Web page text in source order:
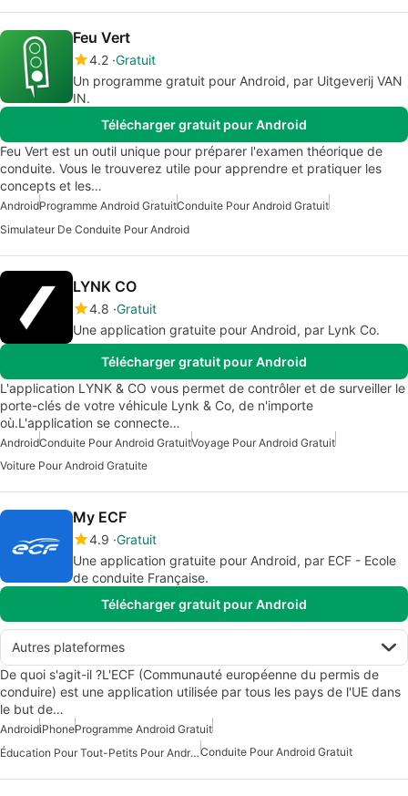
Feu Vert
4.2 Gratuit
Un programme gratuit pour Android, par Uitgeverij VAN
IN.
Télécharger gratuit pour Android
Feu Vert est un outil unique pour préparer l'examen théorique de
conduite. Vous le trouverez utile pour apprendre et pratiquer les
concepts et les…
AndroidProgramme Android GratuitConduite Pour Android Gratuit
Simulateur De Conduite Pour Android
LYNK CO
4.8 Gratuit
Une application gratuite pour Android, par Lynk Co.
Télécharger gratuit pour Android
L'application LYNK & CO vous permet de contrôler et de surveiller le
porte-clés de votre véhicule Lynk & Co, de n'importe
où.L'application se connecte…
AndroidConduite Pour Android GratuitVoyage Pour Android Gratuit
Voiture Pour Android Gratuite
My ECF
4.9 Gratuit
Une application gratuite pour Android, par ECF - Ecole
de conduite Française.
Télécharger gratuit pour Android
Autres plateformes
De quoi s'agit-il ?L'ECF (Communauté européenne du permis de
conduire) est une application utilisée par tous les pays de l'UE dans
le but de…
AndroidiPhoneProgramme Android Gratuit
Éducation Pour Tout-Petits Pour Android GratuitConduite Pour Android Gratuit